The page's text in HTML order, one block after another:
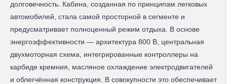
долговечность. Кабина, созданная по принципам легковых
автомобилей, стала самой просторной в сегменте и
предусматривает полноценный режим отдыха. В основе
энергоэффективности — архитектура 800 В, центральная
двухмоторная схема, интегрированные контроллеры на
карбиде кремния, масляное охлаждение электродвигателей
и облегчённая конструкция. В совокупности это обеспечивает